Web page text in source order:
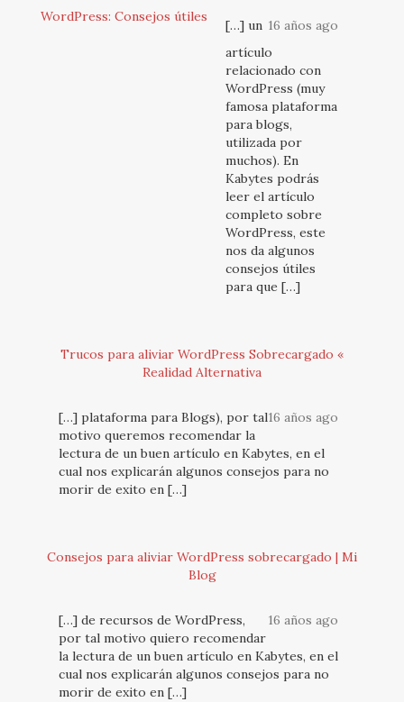
WordPress: Consejos útiles
16 años ago
[…] un
artículo
relacionado con
WordPress (muy
famosa plataforma
para blogs,
utilizada por
muchos). En
Kabytes podrás
leer el artículo
completo sobre
WordPress, este
nos da algunos
consejos útiles
para que […]
Trucos para aliviar WordPress Sobrecargado «
Realidad Alternativa
16 años ago
[…] plataforma para Blogs), por tal
motivo queremos recomendar la
lectura de un buen artículo en Kabytes, en el
cual nos explicarán algunos consejos para no
morir de exito en […]
Consejos para aliviar WordPress sobrecargado | Mi
Blog
16 años ago
[…] de recursos de WordPress,
por tal motivo quiero recomendar
la lectura de un buen artículo en Kabytes, en el
cual nos explicarán algunos consejos para no
morir de exito en […]